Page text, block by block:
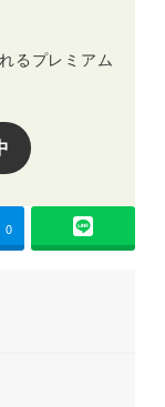
るプレミアム
0